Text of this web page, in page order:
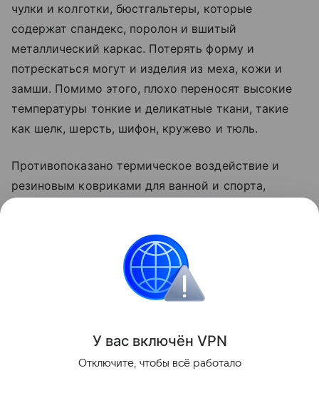
чулки и колготки, бюстгальтеры, которые
содержат спандекс, поролон и вшитый
металлический каркас. Потерять форму и
потрескаться могут и изделия из меха, кожи и
замши. Помимо этого, плохо переносят высокие
температуры тонкие и деликатные ткани, такие
как шелк, шерсть, шифон, кружево и тюль.
Противопоказано термическое воздействие и
резиновым ковриками для ванной и спорта,
эти вещи могут деформироваться и потерять
У вас включён VPN
Отключите, чтобы всё работало